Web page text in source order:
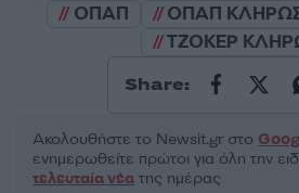
ΟΠΑΠ
ΟΠΑΠ
ΤΖΟΚΕΡ
Share:
Ακολουθήστε το Νewsit.gr στο
ενημερωθείτε πρώτοι για όλη την
τελευταία νέα της ημέρας